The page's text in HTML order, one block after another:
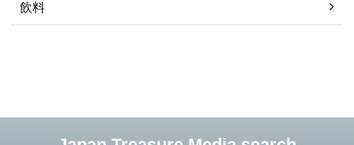
飲料